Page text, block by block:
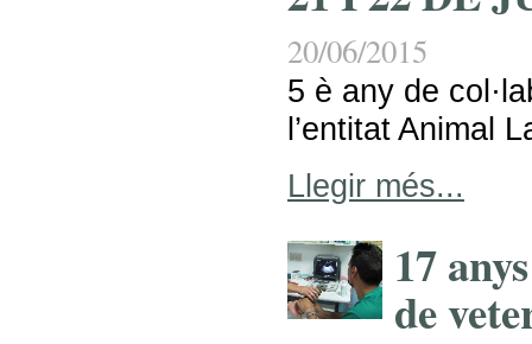
20/06/2015
5 è any de
l’entitat Animal
Llegir més...
17
de